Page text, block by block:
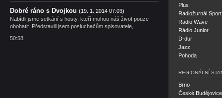
Dobré ráno s Dvojkou (19. 1. 2014 07:03)
Nabídli jsme setkání s hosty, kteří mohou náš život pouze
obohatit. Představili jsem posluchačům spisovatele,…
50:58
Plus
Radiožurnál Sport
Radio Wave
Rádio Junior
D-dur
Jazz
Pohoda
REGIONÁLNÍ
Brno
České Budějovice